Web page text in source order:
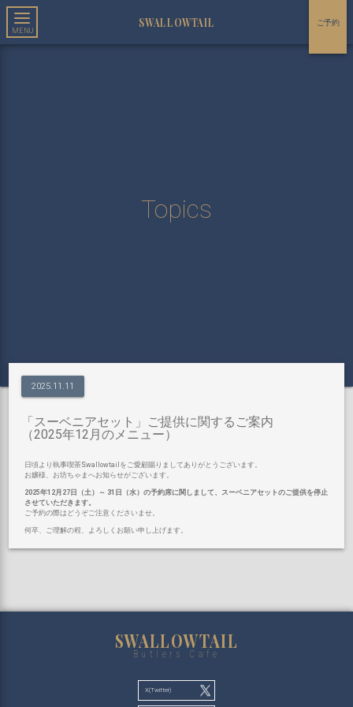
SWALLOWTAIL ご予約
Topics
2025.11.11
「スーベニアセット」ご提供に関するご案内
（2025年12月のメニュー）
日頃より執事喫茶Swallowtailをご愛顧賜りましてありがとうございます。
お嬢様、お坊ちゃまへお知らせがございます。
2025年12月27日（土）～ 31日（水）の予約席に関しまして、スーベニアセットのご提供を停止
させていただきます。
ご予約の際はどうぞご注意くださいませ。
何卒、ご理解の程、よろしくお願い申し上げます。
SWALLOWTAIL
Butlers Cafe
X(Twitter)